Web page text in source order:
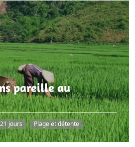
pareille au
21 jours Plage et détente